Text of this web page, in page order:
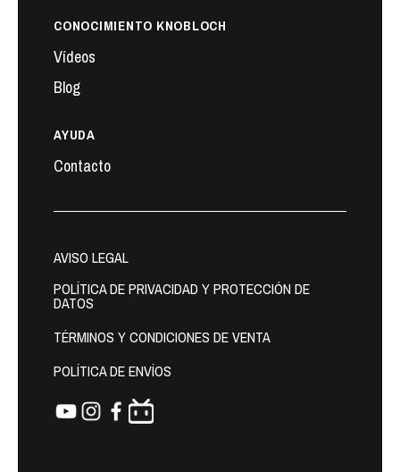
CONOCIMIENTO KNOBLOCH
Vídeos
Blog
AYUDA
Contacto
AVISO LEGAL
POLÍTICA DE PRIVACIDAD Y PROTECCIÓN DE
DATOS
TÉRMINOS Y CONDICIONES DE VENTA
POLÍTICA DE ENVÍOS